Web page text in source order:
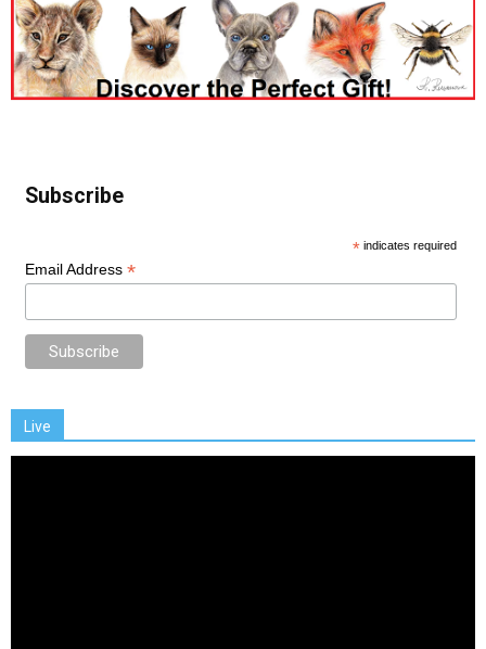
Subscribe
* indicates required
Email Address *
Live